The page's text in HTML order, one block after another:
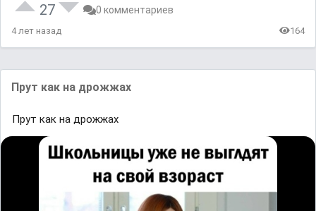
27 0 комментариев
4 лет назад 164
Прут как на дрожжах
Прут как на дрожжах